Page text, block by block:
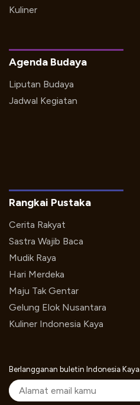
Kuliner
Agenda Budaya
Liputan Budaya
Jadwal Kegiatan
Rangkai Pustaka
Cerita Rakyat
Sastra Wajib Baca
Mudik Raya
Hari Merdeka
Maju Tak Gentar
Gelung Elok Nusantara
Kuliner Indonesia Kaya
Berlangganan buletin Indonesia Kaya